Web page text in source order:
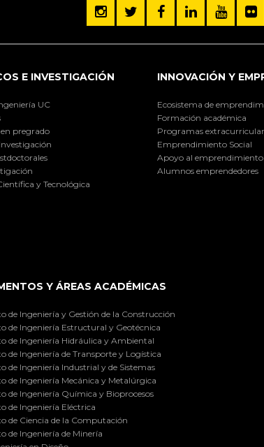
E INVESTIGACIÓN
UC
pregrado
y Tecnológica
INNOVACIÓN Y
Ecosistema de
Formación académica
Programas
Emprendimiento Social
Apoyo al emprendimiento
Alumnos emprendedores
Y ÁREAS ACADÉMICAS
de Ingeniería y Gestión de la Construcción
de Ingeniería Estructural y Geotécnica
de Ingeniería Hidráulica y Ambiental
de Ingeniería de Transporte y Logística
de Ingeniería Industrial y de Sistemas
de Ingeniería Mecánica y Metalúrgica
de Ingeniería Química y Bioprocesos
de Ingeniería Eléctrica
de Ciencia de la Computación
de Ingeniería de Minería